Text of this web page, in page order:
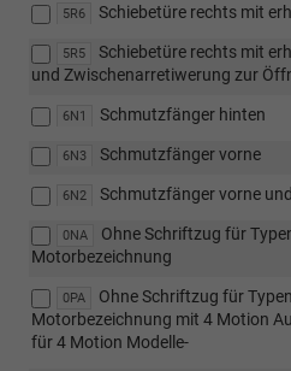
5R6 Schiebetüre rechts mit
5R5
Schiebetüre rechts mit
und Zwischenarretiwerung zur
6N1 Schmutzfänger hinten
6N3 Schmutzfänger vorne
6N2 Schmutzfänger vorne
0NA
Ohne Schriftzug für
Motorbezeichnung
0PA
Ohne Schriftzug für
Motorbezeichnung mit 4 Motion
für 4 Motion Modelle-